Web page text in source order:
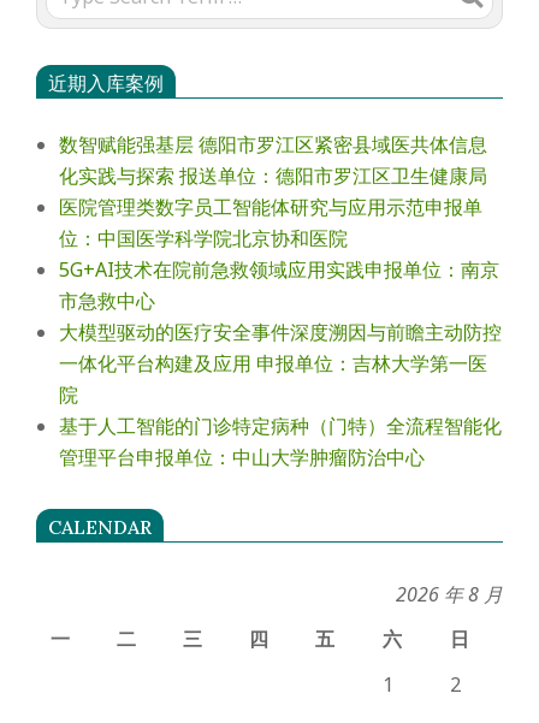
近期入库案例
数智赋能强基层 德阳市罗江区紧密县域医共体信息
化实践与探索 报送单位：德阳市罗江区卫生健康局
医院管理类数字员工智能体研究与应用示范申报单
位：中国医学科学院北京协和医院
5G+AI技术在院前急救领域应用实践申报单位：南京
市急救中心
大模型驱动的医疗安全事件深度溯因与前瞻主动防控
一体化平台构建及应用 申报单位：吉林大学第一医
院
基于人工智能的门诊特定病种（门特）全流程智能化
管理平台申报单位：中山大学肿瘤防治中心
CALENDAR
2026 年 8 月
一
二 三 四 五 六
日
1
2